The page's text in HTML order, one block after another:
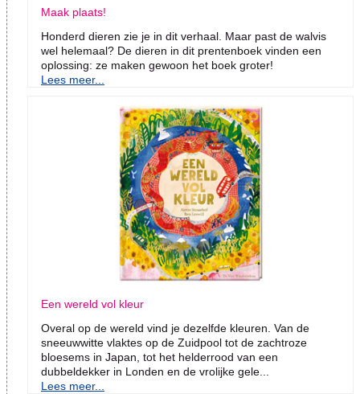
Maak plaats!
Honderd dieren zie je in dit verhaal. Maar past de walvis
wel helemaal? De dieren in dit prentenboek vinden een
oplossing: ze maken gewoon het boek groter!
Lees meer...
Een wereld vol kleur
Overal op de wereld vind je dezelfde kleuren. Van de
sneeuwwitte vlaktes op de Zuidpool tot de zachtroze
bloesems in Japan, tot het helderrood van een
dubbeldekker in Londen en de vrolijke gele...
Lees meer...